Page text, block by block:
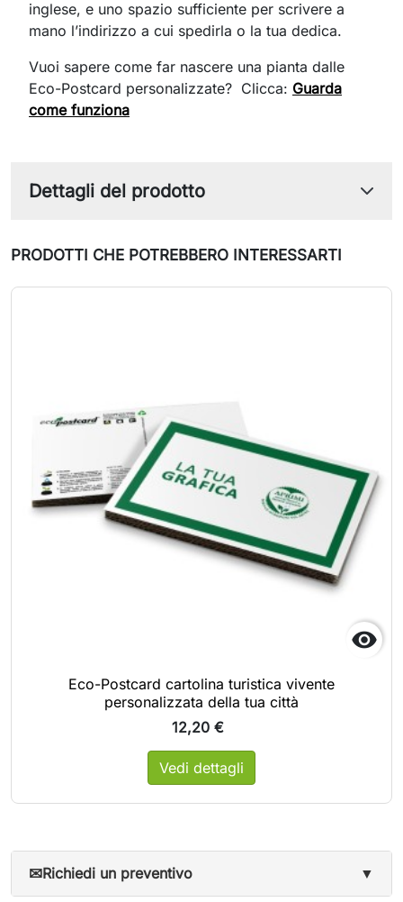
inglese, e uno spazio sufficiente per scrivere a
mano l’indirizzo a cui spedirla o la tua dedica.
Vuoi sapere come far nascere una pianta dalle
Eco-Postcard personalizzate? Clicca: Guarda
come funziona
Dettagli del prodotto
PRODOTTI CHE POTREBBERO INTERESSARTI

Eco-Postcard cartolina turistica vivente
personalizzata della tua città
12,20 €
Vedi dettagli
✉Richiedi un preventivo ▼